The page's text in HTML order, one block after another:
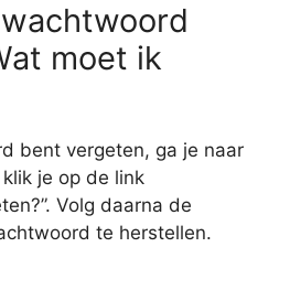
moet ik
bent vergeten, ga je naar
je op de link
Volg daarna de
te herstellen.